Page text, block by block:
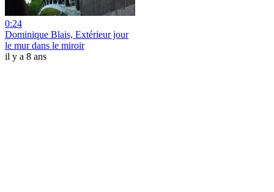
0:24
Dominique Blais, Extérieur jour
le mur dans le miroir
il y a 8 ans